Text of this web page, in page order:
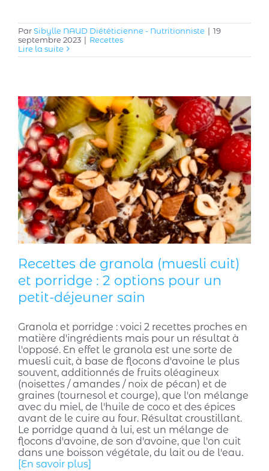
ParSibylle NAUD Diététicienne - Nutritionniste | 19
septembre 2023 | Recettes
Lire la suite
Recettes de granola (muesli cuit)
et porridge : 2 options pour un
petit-déjeuner sain
Granola et porridge : voici 2 recettes proches en
matière d'ingrédients mais pour un résultat à
l'opposé. En effet le granola est une sorte de
muesli cuit, à base de flocons d'avoine le plus
souvent, additionnés de fruits oléagineux
(noisettes / amandes / noix de pécan) et de
graines (tournesol et courge), que l'on mélange
avec du miel, de l'huile de coco et des épices
avant de le cuire au four. Résultat croustillant.
Le porridge quand à lui, est un mélange de
flocons d'avoine, de son d'avoine, que l'on cuit
dans une boisson végétale, du lait ou de l'eau.
[En savoir plus]